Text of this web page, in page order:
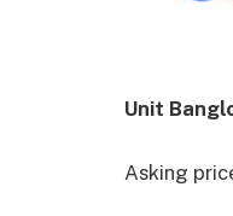
Unit
Asking